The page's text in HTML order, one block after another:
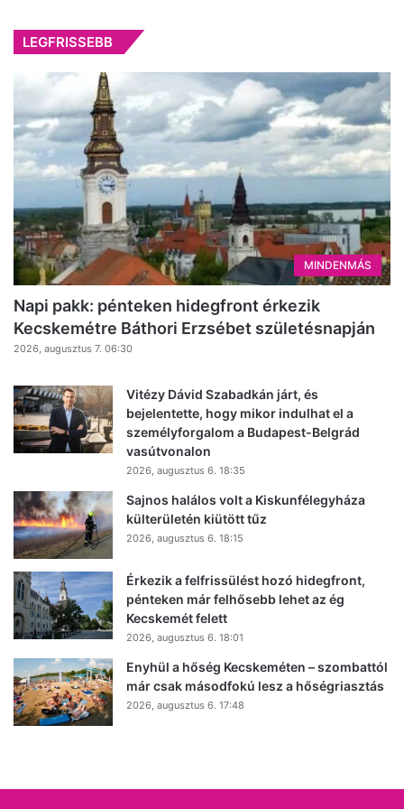
LEGFRISSEBB
MINDENMÁS
Napi pakk: pénteken hidegfront érkezik
Kecskemétre Báthori Erzsébet születésnapján
2026, augusztus 7. 06:30
Vitézy Dávid Szabadkán járt, és
bejelentette, hogy mikor indulhat el a
személyforgalom a Budapest-Belgrád
vasútvonalon
2026, augusztus 6. 18:35
Sajnos halálos volt a Kiskunfélegyháza
külterületén kiütött tűz
2026, augusztus 6. 18:15
Érkezik a felfrissülést hozó hidegfront,
pénteken már felhősebb lehet az ég
Kecskemét felett
2026, augusztus 6. 18:01
Enyhül a hőség Kecskeméten – szombattól
már csak másodfokú lesz a hőségriasztás
2026, augusztus 6. 17:48